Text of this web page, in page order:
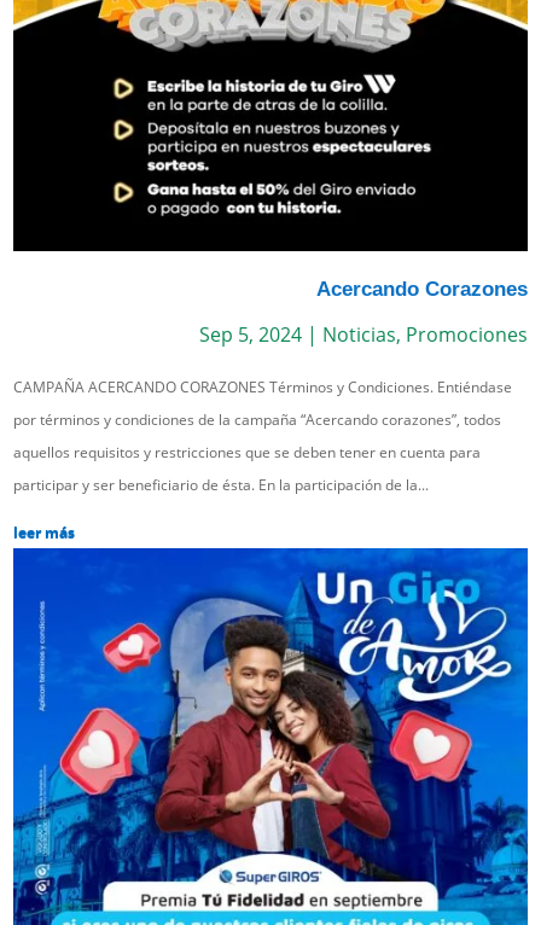
Acercando Corazones
Sep 5, 2024| Noticias, Promociones
CAMPAÑA ACERCANDO CORAZONES Términos y Condiciones. Entiéndase
por términos y condiciones de la campaña “Acercando corazones”, todos
aquellos requisitos y restricciones que se deben tener en cuenta para
participar y ser beneficiario de ésta. En la participación de la...
leer más